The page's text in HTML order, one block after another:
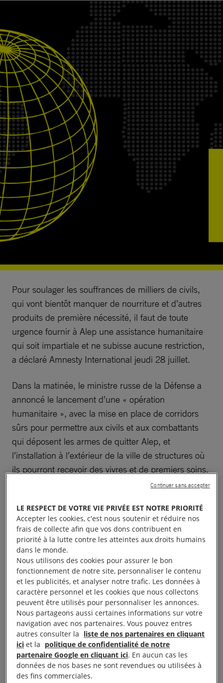
Pour soulager les souffrances de milliers de civils,
qui vont bientôt manquer de nourriture et d’autres
produits de première nécessité, il faut de toute
urgence fournir à Alep une assistance humanitaire
qui soit impartiale et ne subisse aucune restriction,
a déclaré Amnesty International jeudi 28 juillet.
Dans la matinée, le ministre russe de la Défense a
annoncé le lancement d’une « opération
humanitaire », avec la mise en place de corridors
sûrs pour permettre aux civils et aux combattants
qui déposent les armes de quitter Alep, et
l’installation à l’extérieur de la ville de structures où
ils pourront recevoir des vivres et de premiers soins.
Cependant, de nombreux civils risquent d’accueillir
par le gouvernement syrien et pourraient choisir de
ne pas partir par crainte de représailles. La seule
voie de ravitaillement de la ville, la route du Castello,
est coupée depuis le 7 juillet, à la suite d’une
offensive du gouvernement syrien avec d’intenses
bombardements et des tirs de snipers.
«Depuis des années, le gouvernement syrien
bloque l’acheminement d’une aide essentielle aux
civils assiégés tout en leur faisant subir
quotidiennement des pilonnages et des frappes
aériennes. Il utilise la famine comme arme de
guerre et fait délibérément souffrir celles et ceux qui
LE RESPECT DE VOTRE VIE PRIVÉE EST NOTRE PRIORITÉ
Accepter les cookies, c'est nous soutenir et réduire nos
frais de collecte afin que vos dons contribuent en
priorité à la lutte contre les atteintes aux droits humains
dans le monde.
Nous utilisons des cookies pour assurer le bon
fonctionnement de notre site, personnaliser le contenu
et les publicités, et analyser notre trafic. Les données à
caractère personnel et les cookies que nous collectons
peuvent être utilisés pour personnaliser les annonces.
Nous partageons aussi certaines informations sur votre
navigation avec nos partenaires. Vous pouvez entres
autres consulter la liste de nos partenaires en cliquant
ici et la politique de confidentialité de notre
partenaire Google en cliquant ici. En aucun cas les
données de nos bases ne sont revendues ou utilisées à
des fins commerciales.
Continuer sans accepter